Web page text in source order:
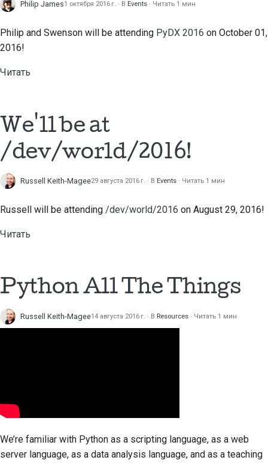
Philip James1 октября 2016 г. В Events Читать 1 мин
Philip and Swenson will be attending PyDX 2016 on October 01,
2016!
Читать
We'll be at
/dev/world/2016!
Russell Keith-Magee29 августа 2016 г. В Events Читать 1 мин
Russell will be attending /dev/world/2016 on August 29, 2016!
Читать
Python All The Things
Russell Keith-Magee14 августа 2016 г. В Resources Читать 1 мин
We’re familiar with Python as a scripting language, as a web
server language, as a data analysis language, and as a teaching